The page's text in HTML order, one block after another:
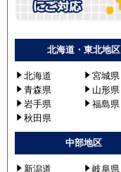
北海道・東北地区
北海道
宮城県
青森県
山形県
岩手県
福島県
秋田県
中部地区
新潟道
岐阜県